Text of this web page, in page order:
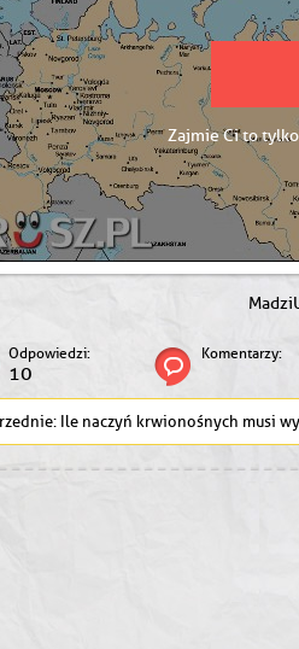
Zajmie Ci to
Odpowiedzi:
10
Komentarzy:
Ile naczyń krwionośnych musi wyprodukować gdy przytyjemy 0,5 kg ?